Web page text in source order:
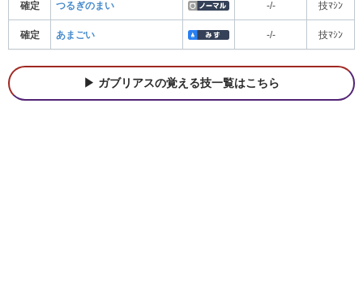
確定 つるぎのまい -/- 技ﾏｼﾝ
確定 あまごい -/- 技ﾏｼﾝ
ガブリアスの覚える技一覧はこちら